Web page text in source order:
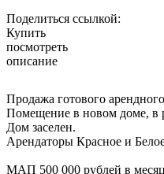
Поделиться ссылкой:
Купить
посмотреть
описание
Продажа готового
Помещение в новом доме, в
Дом заселен.
Арендаторы Красное и
МАП 500 000 рублей в месяц